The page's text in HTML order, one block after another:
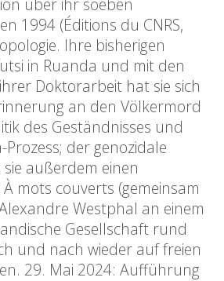
über ihr soeben
1994 (Éditions du CNRS,
Ihre bisherigen
in Ruanda und mit den
Doktorarbeit hat sie sich
an den Völkermord
des Geständnisses und
der genozidale
außerdem einen
mots couverts (gemeinsam
Westphal an einem
Gesellschaft rund
und nach wieder auf freien
29. Mai 2024: Aufführung